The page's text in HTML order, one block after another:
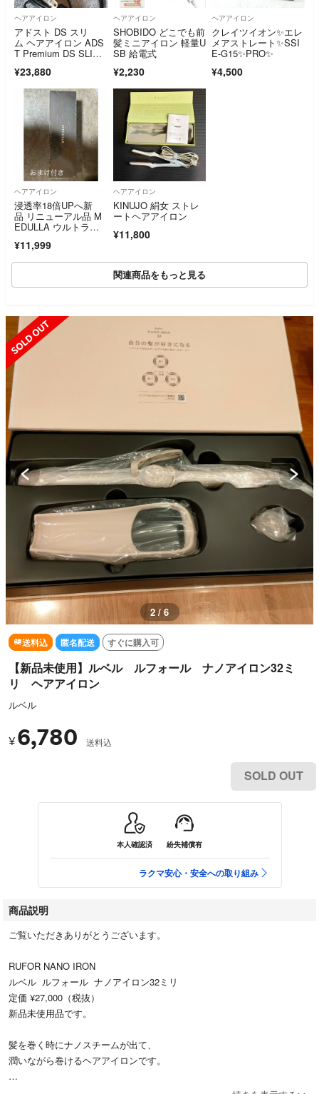
ヘアアイロン
アドスト DS スリ
ム ヘアアイロン ADS
T Premium DS SLI
ヘアアイロン
¥23,880
ヘアアイロン
SHOBIDO どこでも前
髪ミニアイロン 軽量U
SB 給電式
¥2,230
ヘアアイロン
クレイツイオン✨エレ
メアストレート✨SSI
E-G15✨PRO✨
¥4,500
ヘアアイロン
浸透率18倍UPへ新
品 リニューアル品 M
EDULLA ウルトラシ
¥11,999
ヘアアイロン
KINUJO 絹女 ストレ
ートヘアアイロン
¥11,800
関連商品をもっと見る
2 / 6
送料込 匿名配送 すぐに購入可
【新品未使用】ルベル ルフォール ナノアイロン32ミ
リ ヘアアイロン
ルベル
¥ 6,780 送料込
SOLD OUT
本人確認済 紛失補償有
ラクマ安心・安全への取り組み
商品説明
ご覧いただきありがとうございます。
RUFOR NANO IRON
ルベル ルフォール ナノアイロン32ミリ
定価 ¥27,000（税抜）
新品未使用品です。
髪を巻く時にナノスチームが出て、
潤いながら巻けるヘアアイロンです。